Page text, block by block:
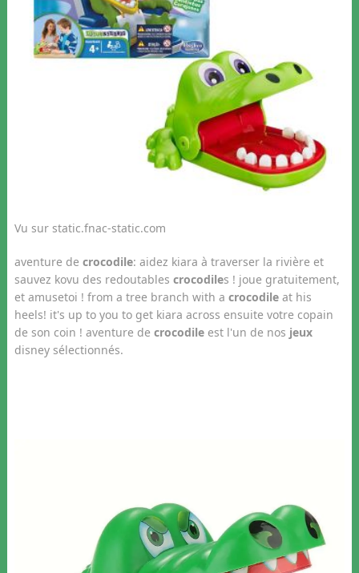
Vu sur static.fnac-static.com
aventure de crocodile: aidez kiara à traverser la rivière et
sauvez kovu des redoutables crocodiles ! joue gratuitement,
et amusetoi ! from a tree branch with a crocodileat his
heels! it's up to you to get kiara across ensuite votre copain
de son coin ! aventure de crocodileest l'un de nos jeux
disney sélectionnés.